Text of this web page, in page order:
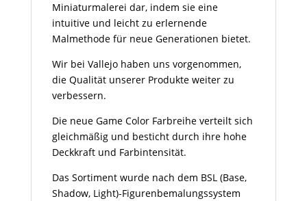
Miniaturmalerei dar, indem sie eine
intuitive und leicht zu erlernende
Malmethode für neue Generationen bietet.
Wir bei Vallejo haben uns vorgenommen,
die Qualität unserer Produkte weiter zu
verbessern.
Die neue Game Color Farbreihe verteilt sich
gleichmäßig und besticht durch ihre hohe
Deckkraft und Farbintensität.
Das Sortiment wurde nach dem BSL (Base,
Shadow, Light)-Figurenbemalungssystem